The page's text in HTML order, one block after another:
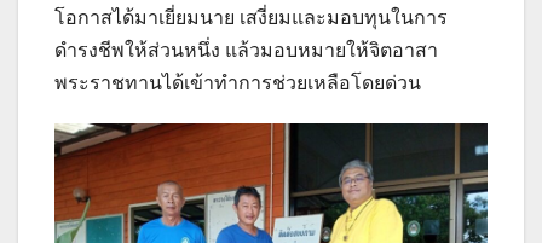
โอกาสได้มาเยี่ยมนาย เสงี่ยมและมอบทุนในการ
ดำรงชีพให้ส่วนหนึ่ง แล้วมอบหมายให้จิตอาสา
พระราชทานได้เข้าทำการช่วยเหลือโดยด่วน